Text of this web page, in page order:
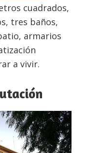
cuadrados,
tres baños,
armarios
a vivir.